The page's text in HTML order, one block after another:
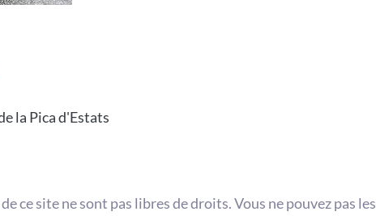
la Pica d'Estats
ce site ne sont pas libres de droits. Vous ne pouvez pas les